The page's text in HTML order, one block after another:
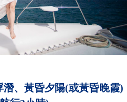
、黃昏夕陽(或黃昏晚霞)